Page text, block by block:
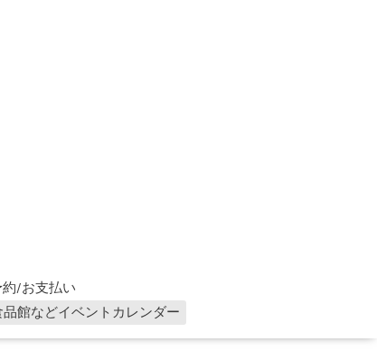
約/お支払い
品館などイベントカレンダー